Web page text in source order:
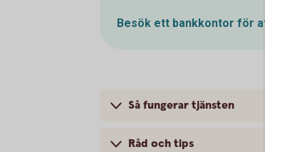
Besök ett bankkontor för att
Så fungerar tjänsten
Råd och tips